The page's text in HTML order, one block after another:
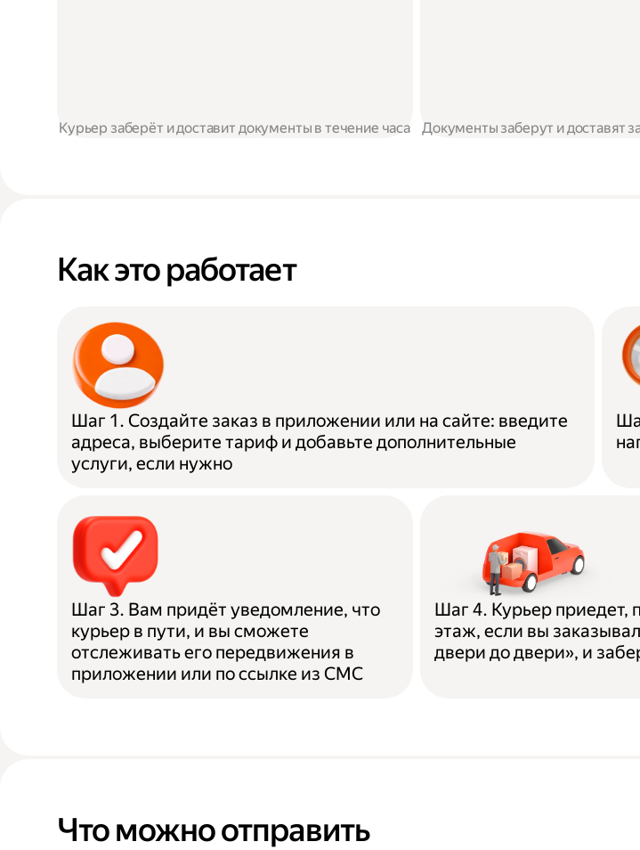
Курьер заберёт и доставит документы в течение часа Документы заберут и доставят
Как это работает
Шаг 1. Создайте заказ в приложении или на сайте: введите
адреса, выберите тариф и добавьте дополнительные
услуги, если нужно
Шаг 3. Вам придёт уведомление, что
курьер в пути, и вы сможете
отслеживать его передвижения в
приложении или по ссылке из СМС
Шаг 4. Курьер приедет,
этаж, если вы
двери до двери», и
Что можно отправить